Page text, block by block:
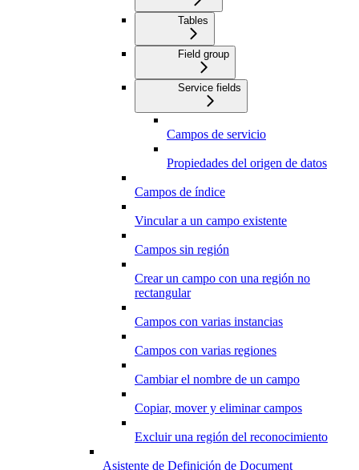
Tables
Field group
Service fields
Campos de servicio
Propiedades del origen de datos
Campos de índice
Vincular a un campo existente
Campos sin región
Crear un campo con una región no
rectangular
Campos con varias instancias
Campos con varias regiones
Cambiar el nombre de un campo
Copiar, mover y eliminar campos
Excluir una región del reconocimiento
Asistente de Definición de Document